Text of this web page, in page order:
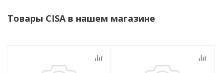
Товары CISA в нашем магазине